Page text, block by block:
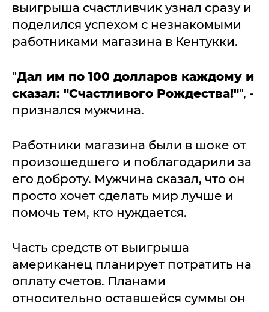
выигрыша счастливчик узнал сразу и
поделился успехом с незнакомыми
работниками магазина в Кентукки.
"Дал им по 100 долларов каждому и
сказал: "Счастливого Рождества!"", -
признался мужчина.
Работники магазина были в шоке от
произошедшего и поблагодарили за
его доброту. Мужчина сказал, что он
просто хочет сделать мир лучше и
помочь тем, кто нуждается.
Часть средств от выигрыша
американец планирует потратить на
оплату счетов. Планами
относительно оставшейся суммы он